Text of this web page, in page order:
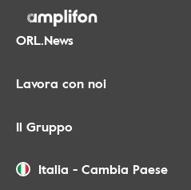
ORL.News
Lavora con noi
Il Gruppo
Italia - Cambia Paese